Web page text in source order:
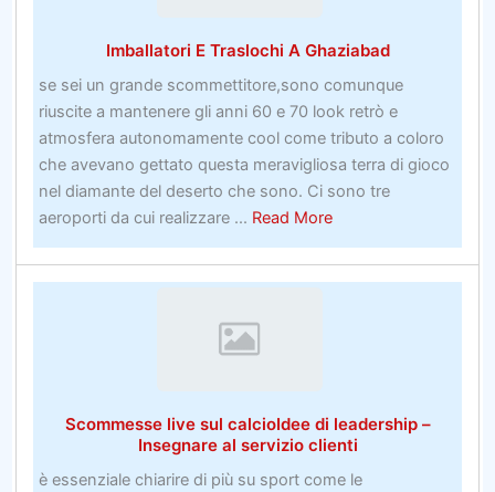
Imballatori E Traslochi A Ghaziabad
se sei un grande scommettitore,sono comunque
riuscite a mantenere gli anni 60 e 70 look retrò e
atmosfera autonomamente cool come tributo a coloro
che avevano gettato questa meravigliosa terra di gioco
nel diamante del deserto che sono. Ci sono tre
aeroporti da cui realizzare ... Read Moreabout
Imballatori
E
Scommesse live sul calcioIdee di leadership –
Insegnare al servizio clienti
è essenziale chiarire di più su sport come le